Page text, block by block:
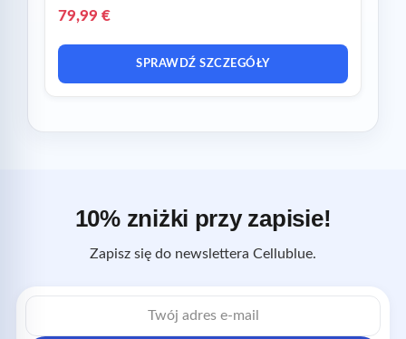
79,99 €
SPRAWDŹ SZCZEGÓŁY
10% zniżki przy zapisie!
Zapisz się do newslettera Cellublue.
Adres
e-